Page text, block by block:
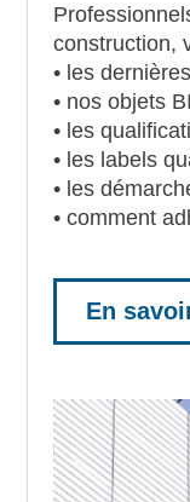
construction,
• les
• nos objets
• les
• les labels
• les
• comment
En